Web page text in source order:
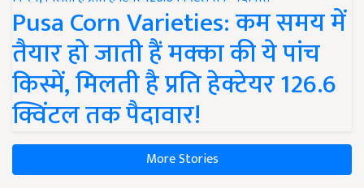
Pusa Corn Varieties: कम समय में
तैयार हो जाती हैं मक्का की ये पांच
किस्में, मिलती है प्रति हेक्टेयर 126.6
क्विंटल तक पैदावार!
More Stories